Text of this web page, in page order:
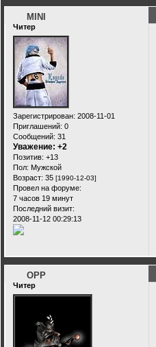
MINI
Читер
Зарегистрирован: 2008-11-01
Приглашений: 0
Сообщений: 31
Уважение: +2
Позитив: +13
Пол: Мужской
Возраст: 35 [1990-12-03]
Провел на форуме:
7 часов 19 минут
Последний визит:
2008-11-12 00:29:13
OPP
Читер